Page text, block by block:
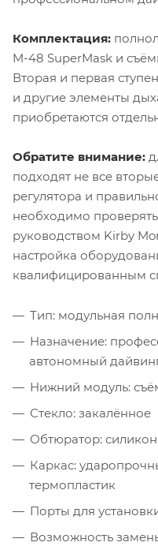
Комплектация:
M-48 SuperMask и
Вторая и первая
и другие элементы
приобретаются
Обратите внимание:
подходят не все
регулятора и
необходимо проверять
руководством Kirby
настройка
квалифицированным
Тип: модульная
Назначение:
автономный
Нижний модуль:
Стекло: закалённое
Обтюратор: силикон
Каркас:
термопластик
Порты для
Возможность